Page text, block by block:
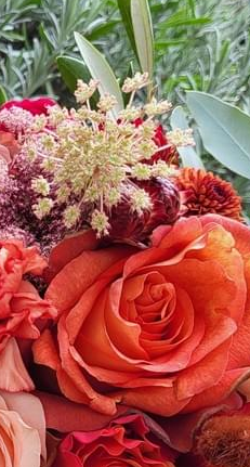
meinem Atelier. Es sind...